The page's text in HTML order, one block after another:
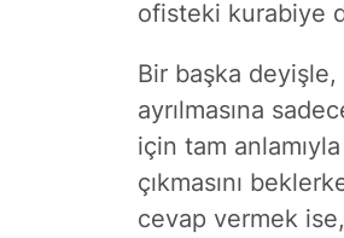
ofisteki kurabiye
Bir başka deyişle,
ayrılmasına
için tam
çıkmasını
cevap vermek